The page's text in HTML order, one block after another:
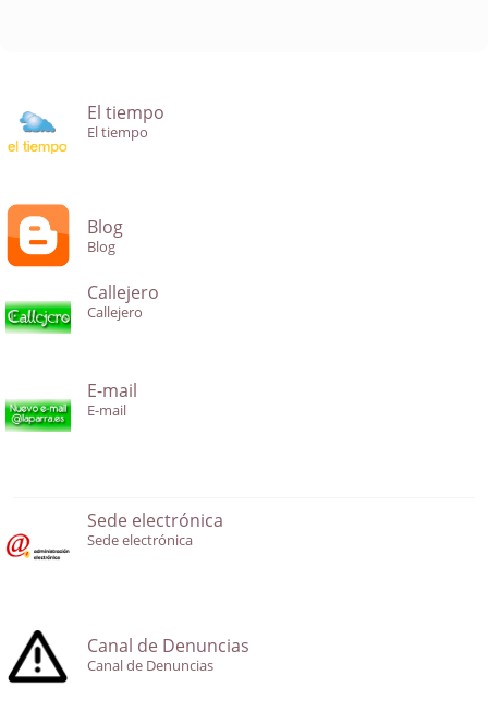
El tiempo
El tiempo
Blog
Blog
Callejero
Callejero
E-mail
E-mail
Sede electrónica
Sede electrónica
Canal de Denuncias
Canal de Denuncias